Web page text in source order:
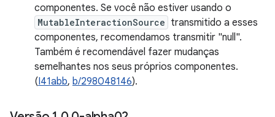
componentes. Se você não estiver usando o
MutableInteractionSource transmitido a esses
componentes, recomendamos transmitir "null".
Também é recomendável fazer mudanças
semelhantes nos seus próprios componentes.
(I41abb, b/298048146).